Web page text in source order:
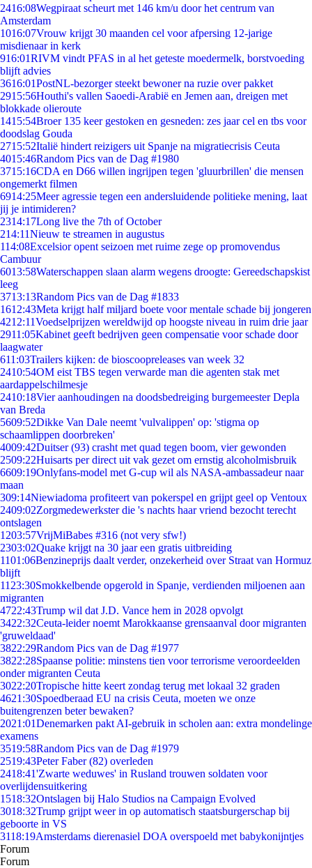
2416:08Wegpiraat scheurt met 146 km/u door het centrum van
Amsterdam
1016:07Vrouw krijgt 30 maanden cel voor afpersing 12-jarige
misdienaar in kerk
916:01RIVM vindt PFAS in al het geteste moedermelk, borstvoeding
blijft advies
3616:01PostNL-bezorger steekt bewoner na ruzie over pakket
2915:56Houthi's vallen Saoedi-Arabië en Jemen aan, dreigen met
blokkade olieroute
1415:54Broer 135 keer gestoken en gesneden: zes jaar cel en tbs voor
doodslag Gouda
2715:52Italië hindert reizigers uit Spanje na migratiecrisis Ceuta
4015:46Random Pics van de Dag #1980
3715:16CDA en D66 willen ingrijpen tegen 'gluurbrillen' die mensen
ongemerkt filmen
6914:25Meer agressie tegen een andersluidende politieke mening, laat
jij je intimideren?
2314:17Long live the 7th of October
214:11Nieuw te streamen in augustus
114:08Excelsior opent seizoen met ruime zege op promovendus
Cambuur
6013:58Waterschappen slaan alarm wegens droogte: Gereedschapskist
leeg
3713:13Random Pics van de Dag #1833
1612:43Meta krijgt half miljard boete voor mentale schade bij jongeren
4212:11Voedselprijzen wereldwijd op hoogste niveau in ruim drie jaar
2911:05Kabinet geeft bedrijven geen compensatie voor schade door
laagwater
611:03Trailers kijken: de bioscoopreleases van week 32
2410:54OM eist TBS tegen verwarde man die agenten stak met
aardappelschilmesje
2410:18Vier aanhoudingen na doodsbedreiging burgemeester Depla
van Breda
5609:52Dikke Van Dale neemt 'vulvalippen' op: 'stigma op
schaamlippen doorbreken'
4009:42Duitser (93) crasht met quad tegen boom, vier gewonden
2509:22Huisarts per direct uit vak gezet om ernstig alcoholmisbruik
6609:19Onlyfans-model met G-cup wil als NASA-ambassadeur naar
maan
309:14Niewiadoma profiteert van pokerspel en grijpt geel op Ventoux
2409:02Zorgmedewerkster die 's nachts haar vriend bezocht terecht
ontslagen
1203:57VrijMiBabes #316 (not very sfw!)
2303:02Quake krijgt na 30 jaar een gratis uitbreiding
1101:06Benzineprijs daalt verder, onzekerheid over Straat van Hormuz
blijft
11 23:30Smokkelbende opgerold in Spanje, verdienden miljoenen aan
migranten
4722:43Trump wil dat J.D. Vance hem in 2028 opvolgt
3422:32Ceuta-leider noemt Marokkaanse grensaanval door migranten
'gruweldaad'
3822:29Random Pics van de Dag #1977
3822:28Spaanse politie: minstens tien voor terrorisme veroordeelden
onder migranten Ceuta
3022:20Tropische hitte keert zondag terug met lokaal 32 graden
4621:30Spoedberaad EU na crisis Ceuta, moeten we onze
buitengrenzen beter bewaken?
2021:01Denemarken pakt AI-gebruik in scholen aan: extra mondelinge
examens
3519:58Random Pics van de Dag #1979
2519:43Peter Faber (82) overleden
2418:41'Zwarte weduwes' in Rusland trouwen soldaten voor
overlijdensuitkering
1518:32Ontslagen bij Halo Studios na Campaign Evolved
3018:32Trump grijpt weer in op automatisch staatsburgerschap bij
geboorte in VS
3118:19Amsterdams dierenasiel DOA overspoeld met babykonijntjes
Forum
Forum